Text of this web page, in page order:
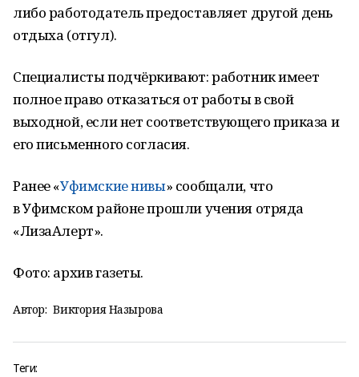
либо работодатель предоставляет другой день
отдыха (отгул).
Специалисты подчёркивают: работник имеет
полное право отказаться от работы в свой
выходной, если нет соответствующего приказа и
его письменного согласия.
Ранее «Уфимские нивы» сообщали, что
в Уфимском районе прошли учения отряда
«ЛизаАлерт».
Фото: архив газеты.
Автор: Виктория Назырова
Теги: